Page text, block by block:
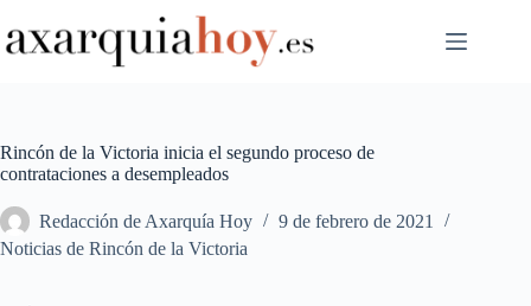
al
contenido
Rincón de la Victoria inicia el segundo proceso de
contrataciones a desempleados
Redacción de Axarquía Hoy
9 de febrero de 2021
Noticias de Rincón de la Victoria